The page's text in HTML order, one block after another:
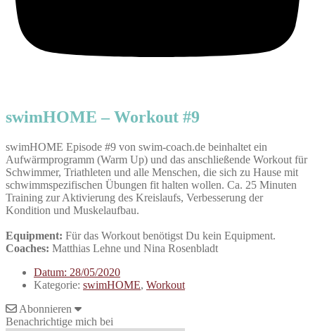
swimHOME – Workout #9
swimHOME Episode #9 von swim-coach.de beinhaltet ein
Aufwärmprogramm (Warm Up) und das anschließende Workout für
Schwimmer, Triathleten und alle Menschen, die sich zu Hause mit
schwimmspezifischen Übungen fit halten wollen. Ca. 25 Minuten
Training zur Aktivierung des Kreislaufs, Verbesserung der
Kondition und Muskelaufbau.
Equipment: Für das Workout benötigst Du kein Equipment.
Coaches: Matthias Lehne und Nina Rosenbladt
Datum: 28/05/2020
Kategorie: swimHOME, Workout
Abonnieren
Benachrichtige mich bei